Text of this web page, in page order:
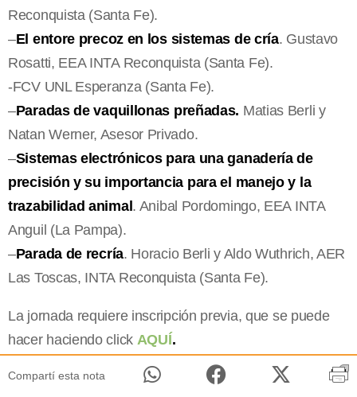
Reconquista (Santa Fe).
–El entore precoz en los sistemas de cría. Gustavo
Rosatti, EEA INTA Reconquista (Santa Fe).
-FCV UNL Esperanza (Santa Fe).
–Paradas de vaquillonas preñadas. Matias Berli y
Natan Werner, Asesor Privado.
–Sistemas electrónicos para una ganadería de
precisión y su importancia para el manejo y la
trazabilidad animal. Anibal Pordomingo, EEA INTA
Anguil (La Pampa).
–Parada de recría. Horacio Berli y Aldo Wuthrich, AER
Las Toscas, INTA Reconquista (Santa Fe).
La jornada requiere inscripción previa, que se puede
hacer haciendo click AQUÍ.
Compartí esta nota